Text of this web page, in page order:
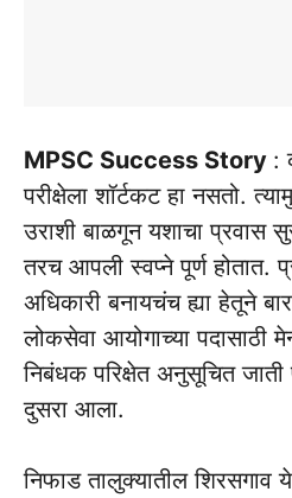
MPSC Success Story :
परीक्षेला शॉर्टकट हा नसतो.
उराशी बाळगून यशाचा प्रवास
तरच आपली स्वप्ने पूर्ण होतात.
अधिकारी बनायचंच ह्या हेतूने
लोकसेवा आयोगाच्या पदासाठी
निबंधक परिक्षेत अनुसूचित जाती
दुसरा आला.
निफाड तालुक्यातील शिरसगाव